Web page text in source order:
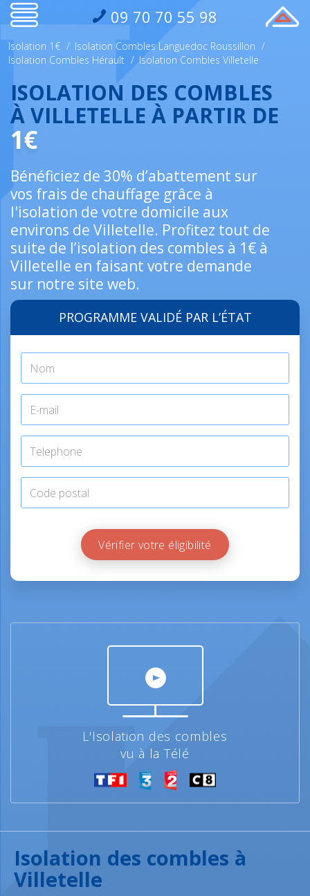
09 70 70 55 98
Isolation 1€ / Isolation Combles Languedoc Roussillon /
Isolation Combles Hérault / Isolation Combles Villetelle
ISOLATION DES COMBLES
À VILLETELLE À PARTIR DE
1€
Bénéficiez de 30% d’abattement sur
vos frais de chauffage grâce à
l'isolation de votre domicile aux
environs de Villetelle. Profitez tout de
suite de l’isolation des combles à 1€ à
Villetelle en faisant votre demande
sur notre site web.
PROGRAMME VALIDÉ PAR L’ÉTAT
Vérifier votre éligibilité
L'Isolation des combles
vu à la Télé
Isolation des combles à
Villetelle